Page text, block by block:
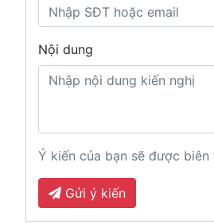
Nội dung
Ý kiến của bạn sẽ được
Gửi ý kiến